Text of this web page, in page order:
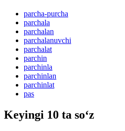
parcha-purcha
parchala
parchalan
parchalanuvchi
parchalat
parchin
parchinla
parchinlan
parchinlat
pas
Keyingi 10 ta so‘z